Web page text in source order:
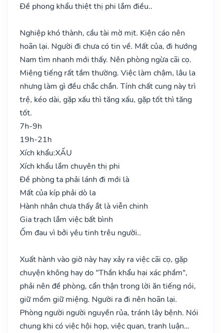
Đề phong khẩu thiệt thị phi lắm điều..
Nghiệp khó thành, cầu tài mờ mịt. Kiện cáo nên
hoãn lại. Người đi chưa có tin về. Mất của, đi hướng
Nam tìm nhanh mới thấy. Nên phòng ngừa cãi cọ.
Miệng tiếng rất tầm thường. Việc làm chậm, lâu la
nhưng làm gì đều chắc chắn. Tính chất cung này trì
trệ, kéo dài, gặp xấu thì tăng xấu, gặp tốt thì tăng
tốt.
7h-9h
19h-21h
Xích khẩu:XẤU
Xích khẩu lắm chuyên thị phi
Đề phòng ta phải lánh đi mới là
Mất của kíp phải dò la
Hành nhân chưa thấy ắt là viễn chinh
Gia trạch lắm việc bất bình
Ốm đau vì bởi yêu tinh trêu người..
Xuất hành vào giờ này hay xảy ra việc cãi cọ, gặp
chuyện không hay do "Thần khẩu hại xác phầm",
phải nên đề phòng, cẩn thận trong lời ăn tiếng nói,
giữ mồm giữ miệng. Người ra đi nên hoãn lại.
Phòng người người nguyền rủa, tránh lây bệnh. Nói
chung khi có việc hội họp, việc quan, tranh luận…